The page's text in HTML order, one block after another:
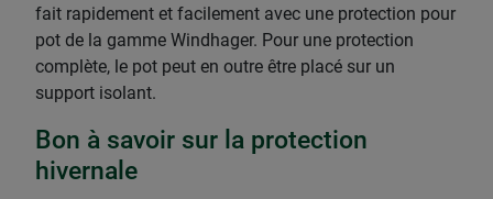
fait rapidement et facilement avec une protection pour
pot de la gamme Windhager. Pour une protection
complète, le pot peut en outre être placé sur un
support isolant.
Bon à savoir sur la protection
hivernale